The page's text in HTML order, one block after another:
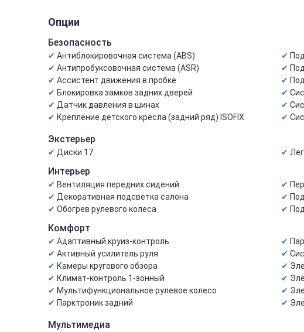
Опции
Безопасность
Антиблокировочная система (ABS)
Антипробуксовочная система (ASR)
Ассистент движения в пробке
Блокировка замков задних дверей
Датчик давления в шинах
Крепление детского кресла (задний ряд) ISOFIX
Экстерьер
Диски 17
Интерьер
Вентиляция передних сидений
Декоративная подсветка салона
Обогрев рулевого колеса
Комфорт
Адаптивный круиз-контроль
Активный усилитель руля
Камеры кругового обзора
Климат-контроль 1-зонный
Мультифункциональное рулевое колесо
Парктроник задний
Мультимедиа